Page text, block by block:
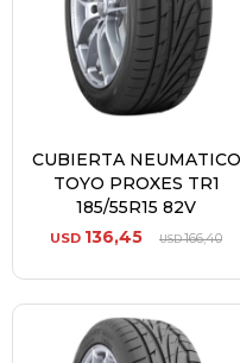
CUBIERTA NEUMATICO
TOYO PROXES TR1
185/55R15 82V
USD 136,45 USD166,40